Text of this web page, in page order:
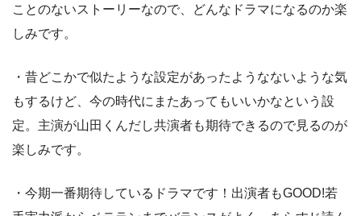
ことのないストーリーなので、どんなドラマになるのか楽
しみです。
・昔どこかで似たような設定があったようなないような気
もするけど、今の時代にまたあってもいいかなという設
定。主演が山田くんだし共演者も期待できるので見るのが
楽しみです。
・今期一番期待しているドラマです！出演者もGOOD!若